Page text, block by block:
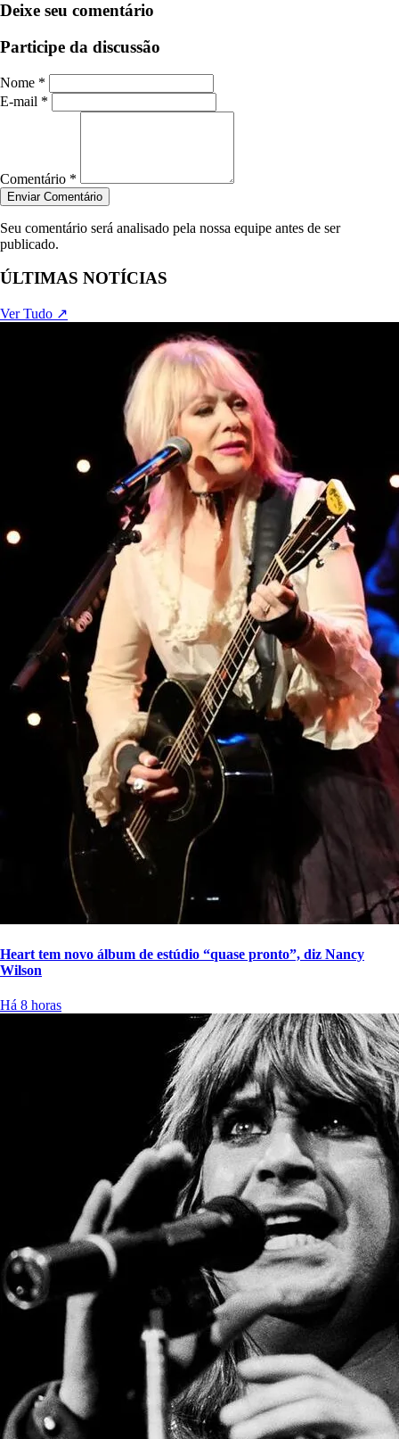
Deixe seu comentário
Participe da discussão
Nome *
E-mail *
Comentário *
Enviar Comentário
Seu comentário será analisado pela nossa equipe antes de ser
publicado.
ÚLTIMAS NOTÍCIAS
Ver Tudo ↗
Heart tem novo álbum de estúdio “quase pronto”, diz Nancy
Wilson
Há 8 horas